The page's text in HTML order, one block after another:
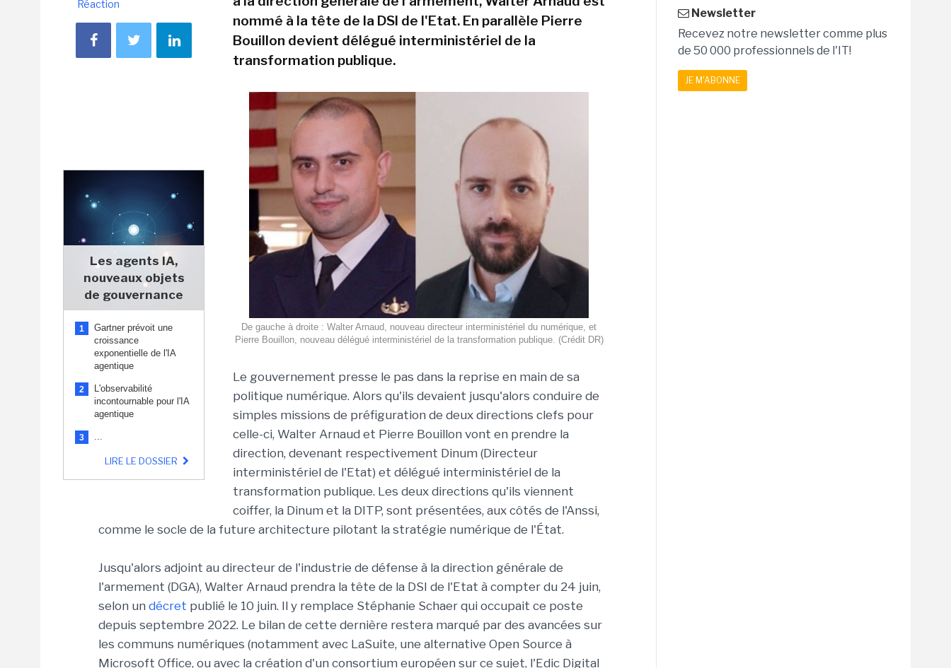
Réaction
Les agents IA,
nouveaux objets
de gouvernance
1
Gartner prévoit une
croissance
exponentielle de l'IA
agentique
2
L'observabilité
incontournable pour l'IA
agentique
3 ...
LIRE LE DOSSIER
nommé à la tête de la DSI de l'Etat. En parallèle Pierre
Bouillon devient délégué interministériel de la
transformation publique.
De gauche à droite : Walter Arnaud, nouveau directeur interministériel du numérique, et
Pierre Bouillon, nouveau délégué interministériel de la transformation publique. (Crédit DR)
Le gouvernement presse le pas dans la reprise en main de sa
politique numérique. Alors qu'ils devaient jusqu'alors conduire de
simples missions de préfiguration de deux directions clefs pour
celle-ci, Walter Arnaud et Pierre Bouillon vont en prendre la
direction, devenant respectivement Dinum (Directeur
interministériel de l'Etat) et délégué interministériel de la
transformation publique. Les deux directions qu'ils viennent
coiffer, la Dinum et la DITP, sont présentées, aux côtés de l'Anssi,
comme le socle de la future architecture pilotant la stratégie numérique de l'État.
Jusqu'alors adjoint au directeur de l'industrie de défense à la direction générale de
l'armement (DGA), Walter Arnaud prendra la tête de la DSI de l'Etat à compter du 24 juin,
selon un décret publié le 10 juin. Il y remplace Stéphanie Schaer qui occupait ce poste
depuis septembre 2022. Le bilan de cette dernière restera marqué par des avancées sur
les communs numériques (notamment avec LaSuite, une alternative Open Source à
Microsoft Office, ou avec la création d'un consortium européen sur ce sujet, l'Edic Digital
Newsletter
Recevez notre newsletter comme plus
de 50 000 professionnels de l'IT!
JE M'ABONNE